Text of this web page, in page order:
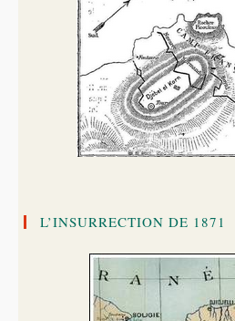
L’INSURRECTION DE 1871